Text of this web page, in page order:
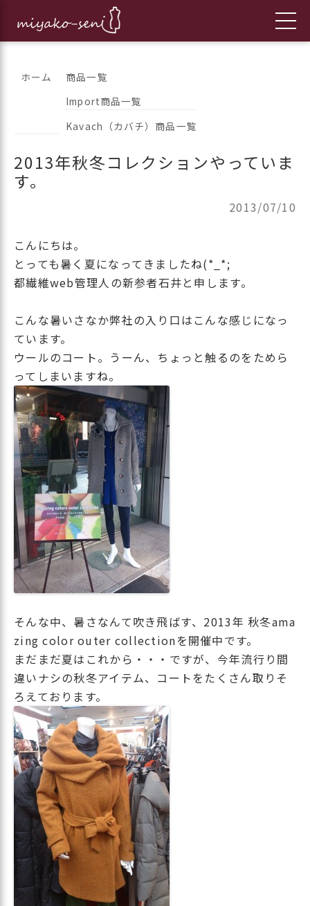
へ
ス
プ
フランス、イタリア、アメリカ
のインポートファッションとオ
都繊維の日々のニュースをお伝えします
ホーム
商品一覧
Import商品一覧
Kavach（カバチ）商品一覧
2013年秋冬コレクションやっていま
す。
2013/07/10
こんにちは。
とっても暑く夏になってきましたね(*_*;
都繊維web管理人の新参者石井と申します。
こんな暑いさなか弊社の入り口はこんな感じになっ
ています。
ウールのコート。うーん、ちょっと触るのをためら
ってしまいますね。
そんな中、暑さなんて吹き飛ばす、2013年 秋冬ama
zing color outer collectionを開催中です。
まだまだ夏はこれから・・・ですが、今年流行り間
違いナシの秋冬アイテム、コートをたくさん取りそ
ろえております。